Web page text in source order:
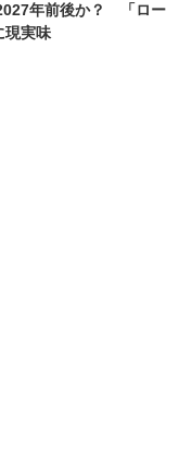
年前後か？ 「ロー
現実味